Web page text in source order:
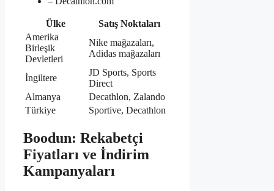
Ülke
Satış Noktaları
Amerika
Birleşik
Devletleri
Nike mağazaları,
Adidas mağazaları
İngiltere
JD Sports, Sports
Direct
Almanya
Decathlon, Zalando
Türkiye
Sportive, Decathlon
Boodun: Rekabetçi
Fiyatları ve İndirim
Kampanyaları